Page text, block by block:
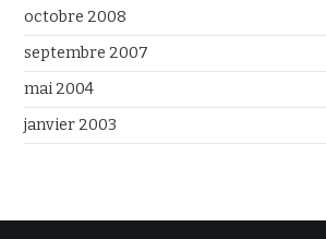
octobre 2008
septembre 2007
mai 2004
janvier 2003